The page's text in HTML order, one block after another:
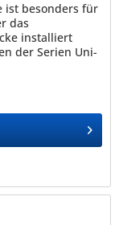
ist besonders für
das
installiert
der Serien Uni-